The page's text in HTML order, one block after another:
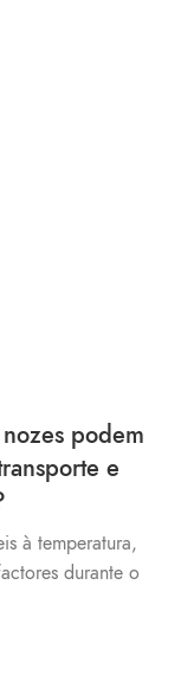
podem
e
à temperatura,
durante o